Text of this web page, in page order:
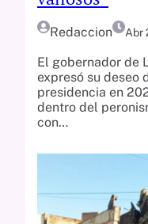
Redaccion Abr
El gobernador de
expresó su deseo
presidencia en
dentro del
con…